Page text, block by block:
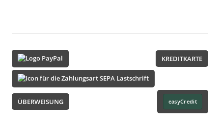
KREDITKARTE
ÜBERWEISUNG easyCredit